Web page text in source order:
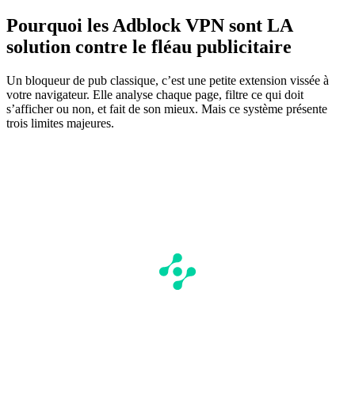
Pourquoi les Adblock VPN sont LA
solution contre le fléau publicitaire
Un bloqueur de pub classique, c’est une petite extension vissée à
votre navigateur. Elle analyse chaque page, filtre ce qui doit
s’afficher ou non, et fait de son mieux. Mais ce système présente
trois limites majeures.